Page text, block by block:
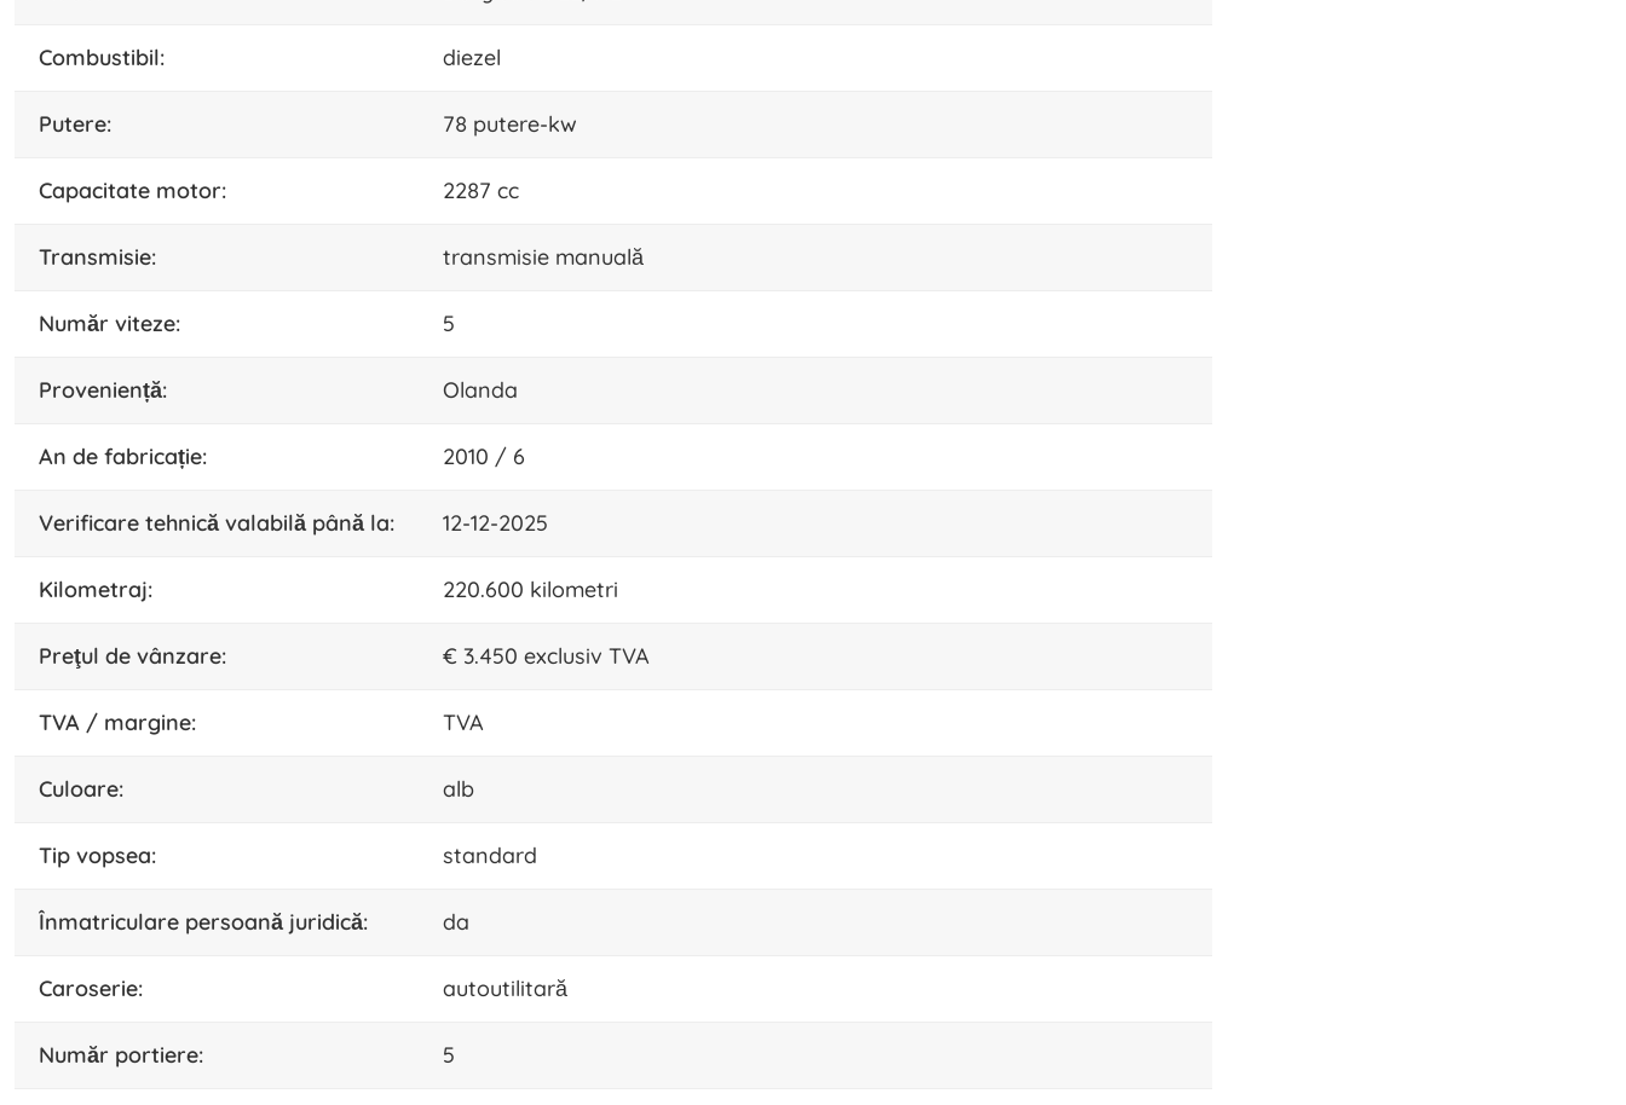
combustibil: diezel
putere: 78 putere-kw
capacitate motor: 2287 cc
transmisie: transmisie manuală
număr viteze: 5
proveniență: Olanda
an de fabricație: 2010 / 6
verificare tehnică valabilă până la: 12-12-2025
kilometraj: 220.600 kilometri
preţul de vânzare: € 3.450 exclusiv TVA
TVA / margine: TVA
culoare: alb
tip vopsea: standard
înmatriculare persoană juridică: da
caroserie: autoutilitară
număr portiere: 5